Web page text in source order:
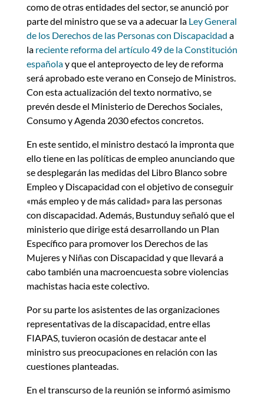
como de otras entidades del sector, se anunció por
parte del ministro que se va a adecuar laLey General
de los Derechos de las Personas con Discapacidad a
la reciente reforma del artículo 49 de la Constitución
españolay que el anteproyecto de ley de reforma
será aprobado este verano en Consejo de Ministros.
Con esta actualización del texto normativo, se
prevén desde el Ministerio de Derechos Sociales,
Consumo y Agenda 2030 efectos concretos.
En este sentido, el ministro destacó la impronta que
ello tiene en las políticas de empleo anunciando que
se desplegarán las medidas del Libro Blanco sobre
Empleo y Discapacidad con el objetivo de conseguir
«más empleo y de más calidad» para las personas
con discapacidad. Además, Bustunduy señaló que el
ministerio que dirige está desarrollando un Plan
Específico para promover los Derechos de las
Mujeres y Niñas con Discapacidad y que llevará a
cabo también una macroencuesta sobre violencias
machistas hacia este colectivo.
Por su parte los asistentes de las organizaciones
representativas de la discapacidad, entre ellas
FIAPAS, tuvieron ocasión de destacar ante el
ministro sus preocupaciones en relación con las
cuestiones planteadas.
En el transcurso de la reunión se informó asimismo